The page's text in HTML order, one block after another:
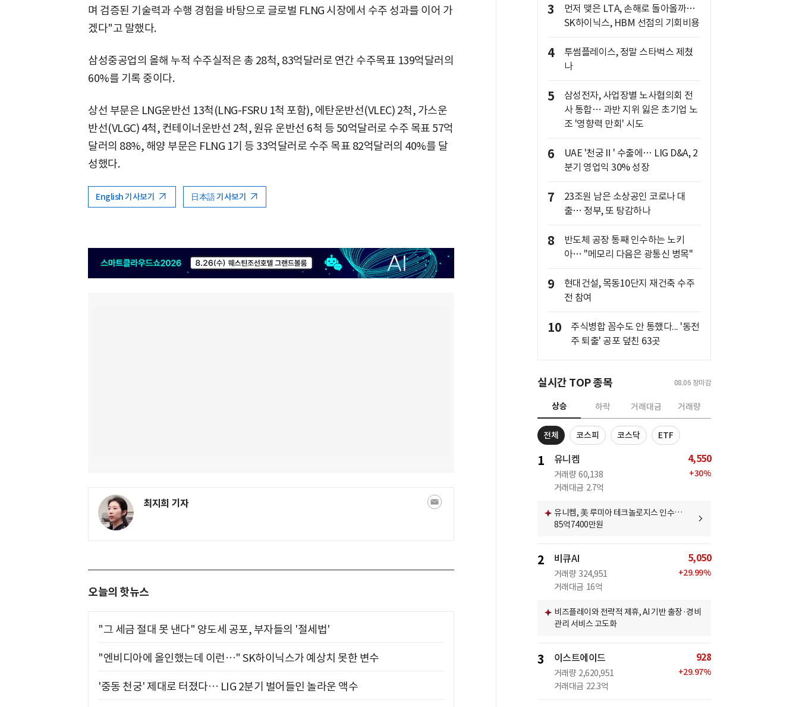
며 검증된 기술력과 수행 경험을 바탕으로 글로벌 FLNG 시장에서 수주 성과를 이어 가
겠다"고 말했다.
삼성중공업의 올해 누적 수주실적은 총 28척, 83억달러로 연간 수주목표 139억달러의
60%를 기록 중이다.
상선 부문은 LNG운반선 13척(LNG-FSRU 1척 포함), 에탄운반선(VLEC) 2척, 가스운
반선(VLGC) 4척, 컨테이너운반선 2척, 원유 운반선 6척 등 50억달러로 수주 목표 57억
달러의 88%, 해양 부문은 FLNG 1기 등 33억달러로 수주 목표 82억달러의 40%를 달
성했다.
English 기사보기 日本語 기사보기
최지희 기자
오늘의 핫뉴스
"그 세금 절대 못 낸다" 양도세 공포, 부자들의 '절세법'
"엔비디아에 올인했는데 이런…" SK하이닉스가 예상치 못한 변수
'중동 천궁' 제대로 터졌다… LIG 2분기 벌어들인 놀라운 액수
3
먼저 맺은 LTA, 손해로 돌아올까…
SK하이닉스, HBM 선점의 기회비용
4
투썸플레이스, 정말 스타벅스 제쳤
나
5
삼성전자, 사업장별 노사협의회 전
사 통합… 과반 지위 잃은 초기업 노
조 '영향력 만회' 시도
6
UAE '천궁Ⅱ' 수출에… LIG D&A, 2
분기 영업익 30% 성장
7
23조원 남은 소상공인 코로나 대
출… 정부, 또 탕감하나
8
반도체 공장 통째 인수하는 노키
아… "메모리 다음은 광통신 병목"
9
현대건설, 목동10단지 재건축 수주
전 참여
10
주식병합 꼼수도 안 통했다... '동전
주 퇴출' 공포 덮친 63곳
실시간 TOP 종목 08.06 장마감
상승 하락 거래대금 거래량
전체 코스피 코스닥 ETF
1 유니켐
거래량 60,138
거래대금 2.7억
4,550
+30%
유니켐, 美 루미아 테크놀로지스 인수…
85억7400만원
2 비큐AI
거래량 324,951
거래대금 16억
5,050
+29.99%
비즈플레이와 전략적 제휴, AI 기반 출장·경비
관리 서비스 고도화
3 이스트에이드
거래량 2,620,951
거래대금 22.3억
928
+29.97%